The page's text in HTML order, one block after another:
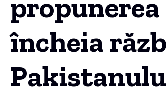
propunerea
încheia